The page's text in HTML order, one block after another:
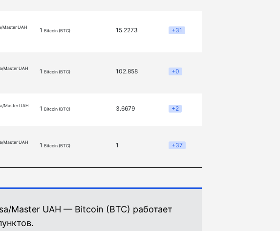
Master UAH
1 Bitcoin (BTC) 15.2273 +31
Master UAH
1 Bitcoin (BTC) 102.858 +0
Master UAH
1 Bitcoin (BTC) 3.6679 +2
Master UAH
1 Bitcoin (BTC) 1 +37
Master UAH — Bitcoin (BTC) работает